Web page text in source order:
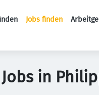
Jobs finden
in